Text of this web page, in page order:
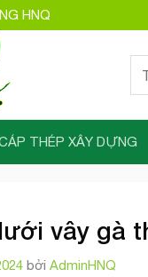
HNQ
THÉP XÂY DỰNG
vây gà
bởi AdminHNQ